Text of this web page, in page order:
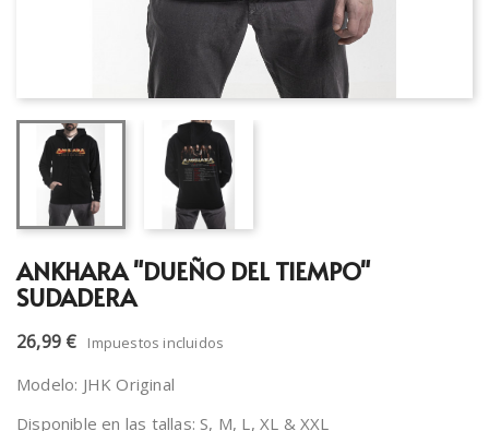
ANKHARA "DUEÑO DEL TIEMPO"
SUDADERA
26,99 € Impuestos incluidos
Modelo: JHK Original
Disponible en las tallas: S, M, L, XL & XXL